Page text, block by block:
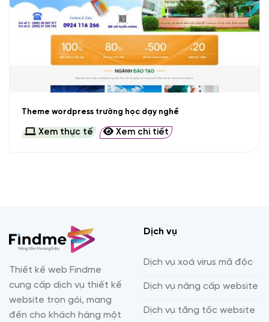
Theme wordpress trường học dạy nghề
Xem thực tế Xem chi tiết
Thiết kế web Findme
cung cấp dịch vụ thiết kế
website trọn gói, mang
đến cho khách hàng một
Dịch vụ
Dịch vụ xoá virus mã độc
Dịch vụ nâng cấp website
Dịch vụ tăng tốc website